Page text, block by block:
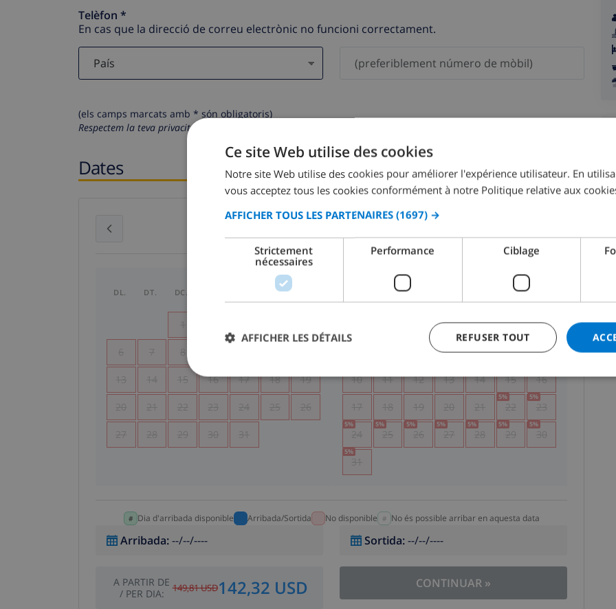
Telèfon *
En cas que la direcció de correu electrònic no funcioni correctament.
(els camps marcats amb * són obligatoris)
Respectem la teva privacitat. Les teves dades personals no es compartiran amb tercers.
Dates
DL. DT. DC. DS.
1
6 7 8
13 14 15 16 17 18 19
20 21 22 23 24 25 26
27 28 29 30 31
DC. DS.
1 2
6 7 8 9
10 11 12 13 14 15 16
17 18 19 20 21 22
5%
23
5%
24
5%
25
5%
26
5%
27
5%
28
5%
29
5%
30
5%
31
5%
Dia d'arribada disponible Arribada/Sortida No disponible No és possible arribar en aquesta data
Arribada:--/--/---- Sortida:--/--/----
A PARTIR DE
/ PER DIA: 149,81 USD142,32 USD CONTINUAR »
Ce site Web utilise des cookies
Notre site Web utilise des cookies pour améliorer l'expérience utilisateur. En
vous acceptez tous les cookies conformément à notre Politique relative aux
AFFICHER TOUS LES PARTENAIRES (1697) →
Strictement
nécessaires
Performance Ciblage
REFUSER TOUT
AFFICHER LES DÉTAILS